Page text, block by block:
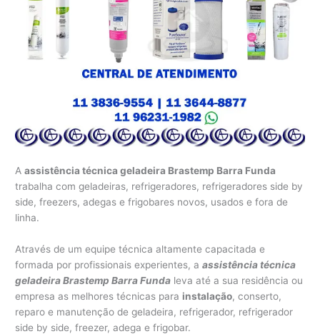
Aassistência técnica geladeira Brastemp Barra Funda
trabalha com geladeiras, refrigeradores, refrigeradores side by
side, freezers, adegas e frigobares novos, usados e fora de
linha.
Através de um equipe técnica altamente capacitada e
formada por profissionais experientes, aassistência técnica
geladeira Brastemp Barra Funda leva até a sua residência ou
empresa as melhores técnicas para instalação, conserto,
reparo e manutenção de geladeira, refrigerador, refrigerador
side by side, freezer, adega e frigobar.